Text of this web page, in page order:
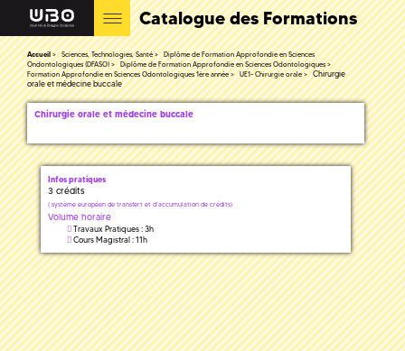
Catalogue des Formations
Accueil Sciences, Technologies, Santé
Diplôme de Formation Approfondie en Sciences
Ondontologiques (DFASO)
Diplôme de Formation Approfondie en Sciences Odontologiques
Formation Approfondie en Sciences Odontologiques 1ère année
UE1- Chirurgie orale
Chirurgie
orale et médecine buccale
Chirurgie orale et médecine buccale
Infos pratiques
3 crédits
( système européen de transfert et d'accumulation de crédits)
Volume horaire
Travaux Pratiques : 3h
Cours Magistral : 11h